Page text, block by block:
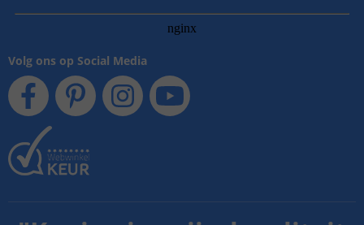
Volg ons op Social Media